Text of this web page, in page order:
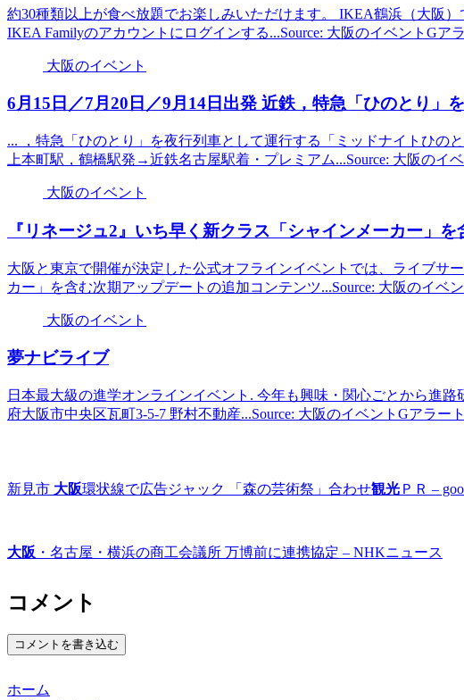
約30種類以上が食べ放題でお楽しみいただけます。 IKEA鶴浜（大阪）
IKEA Familyのアカウントにログインする...Source: 大阪のイベントGア
大阪のイベント
6月15日／7月20日／9月14日出発 近鉄，特急「ひのとり」
... ，特急「ひのとり」を夜行列車として運行する「ミッドナイトひの
上本町駅，鶴橋駅発→近鉄名古屋駅着・プレミアム...Source: 大阪のイ
大阪のイベント
『リネージュ2』いち早く新クラス「シャインメーカー」
大阪と東京で開催が決定した公式オフラインイベントでは、ライブサ
カー」を含む次期アップデートの追加コンテンツ...Source: 大阪のイベ
大阪のイベント
夢ナビライブ
日本最大級の進学オンラインイベント. 今年も興味・関心ごとから進路
府大阪市中央区瓦町3-5-7 野村不動産...Source: 大阪のイベントGアラート
新見市 大阪環状線で広告ジャック 「森の芸術祭」合わせ観光 ＰＲ –
大阪 ・名古屋・横浜の商工会議所 万博前に連携協定 – NHKニュース
コメント
コメントを書き込む
ホーム